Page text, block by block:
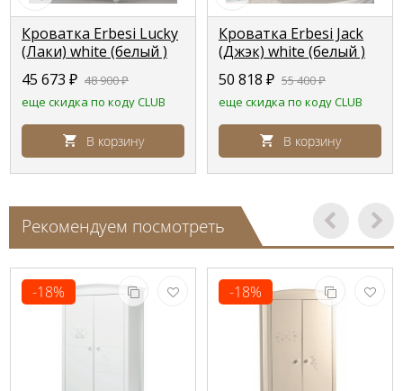
Кроватка Erbesi Lucky
(Лаки) white (белый )
45 673 ₽ 48 900₽
еще скидка по коду CLUB
В корзину
Кроватка Erbesi Jack
(Джэк) white (белый )
50 818 ₽ 55 400₽
еще скидка по коду CLUB
В корзину
Рекомендуем посмотреть
-18% -18%